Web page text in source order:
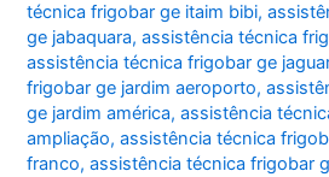
técnica frigobar ge itaim bibi,
ge jabaquara,assistência técnica
assistência técnica frigobar ge
frigobar ge jardim aeroporto,
ge jardim américa,assistência
ampliação,assistência técnica
franco,assistência técnica frigobar